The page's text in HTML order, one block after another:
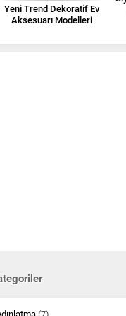
Yeni Trend Dekoratif Ev
Aksesuarı Modelleri